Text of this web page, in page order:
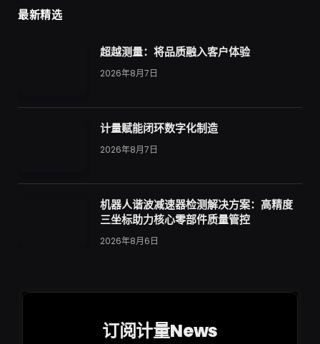
最新精选
超越测量：将品质融入客户体验
2026年8月7日
计量赋能闭环数字化制造
2026年8月7日
机器人谐波减速器检测解决方案：高精度
三坐标助力核心零部件质量管控
2026年8月6日
订阅计量News